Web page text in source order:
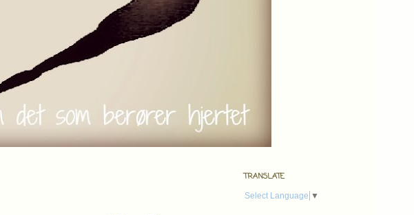
TRANSLATE
Select Language ▼